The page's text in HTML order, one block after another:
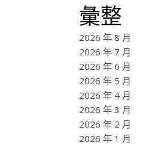
彙整
2026 年 8 月
2026 年 7 月
2026 年 6 月
2026 年 5 月
2026 年 4 月
2026 年 3 月
2026 年 2 月
2026 年 1 月